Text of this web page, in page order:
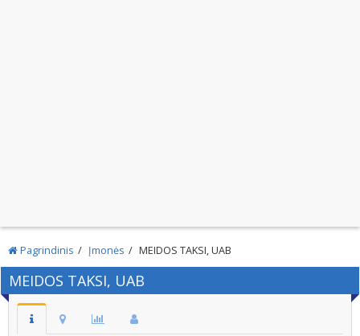
Pagrindinis Įmonės MEIDOS TAKSI, UAB
MEIDOS TAKSI, UAB